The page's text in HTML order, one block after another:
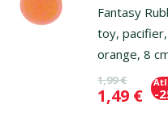
Fantasy
toy, pacifier,
orange, 8
Oriģinālā
1,99 €
Cena
1,49 € -